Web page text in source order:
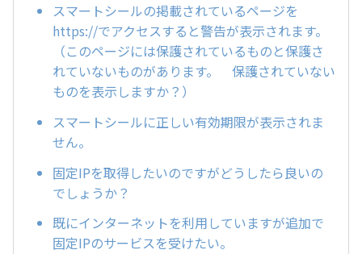
スマートシールの掲載されているページを
https://でアクセスすると警告が表示されます。
（このページには保護されているものと保護さ
れていないものがあります。 保護されていない
ものを表示しますか？）
スマートシールに正しい有効期限が表示されま
せん。
固定IPを取得したいのですがどうしたら良いの
でしょうか？
既にインターネットを利用していますが追加で
固定IPのサービスを受けたい。